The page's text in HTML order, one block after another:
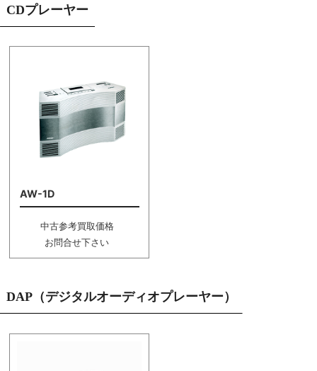
CDプレーヤー
AW-1D
中古参考買取価格
お問合せ下さい
DAP（デジタルオーディオプレーヤー）